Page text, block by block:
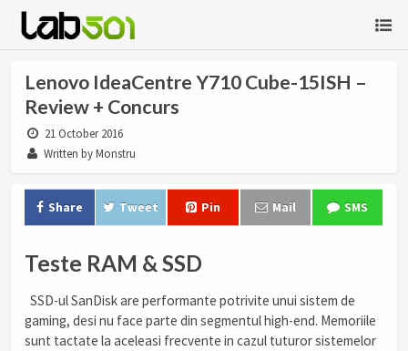
Lenovo IdeaCentre Y710 Cube-15ISH –
Review + Concurs
21 October 2016
Written by Monstru
Share Tweet Pin Mail SMS
Teste RAM & SSD
SSD-ul SanDisk are performante potrivite unui sistem de
gaming, desi nu face parte din segmentul high-end. Memoriile
sunt tactate la aceleasi frecvente in cazul tuturor sistemelor